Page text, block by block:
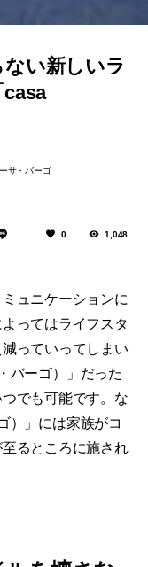
い新しいラ
サ・バーゴ
0 1,048
ュニケーションに
ってはライフスタ
っていってしまい
バーゴ）」だった
でも可能です。な
）」には家族がコ
るところに施され